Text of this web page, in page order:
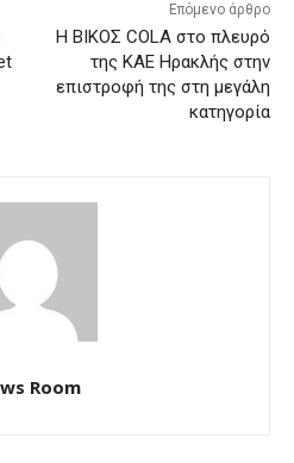
Επόμενο άρθρο
Η ΒΙΚΟΣ COLA στο πλευρό
της ΚΑΕ Ηρακλής στην
επιστροφή της στη μεγάλη
κατηγορία
Room